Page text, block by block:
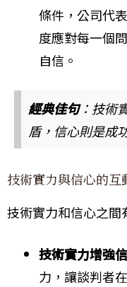
條件，公司代
度應對每一個
自信。
經典佳句：技術
盾，信心則是成
技術實力與信心的互
技術實力和信心之間
技術實力增強
力，讓談判者